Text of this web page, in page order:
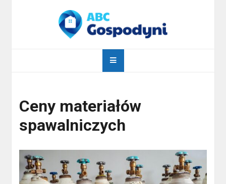
abcgospodyni.pl
Ceny materiałów
spawalniczych